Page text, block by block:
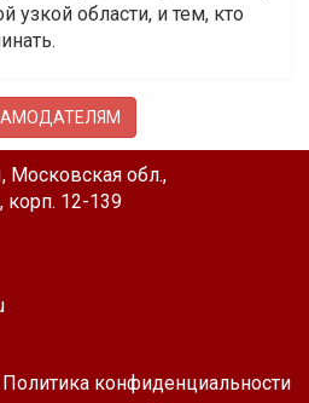
узкой области, и тем, кто
Московская обл.,
корп. 12-139
Политика конфиденциальности